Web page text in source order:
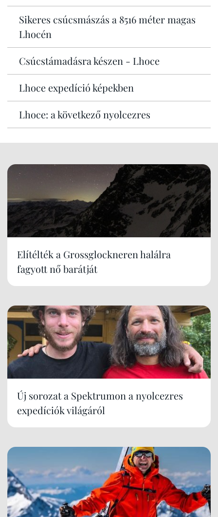
Sikeres csúcsmászás a 8516 méter magas
Lhocén
Csúcstámadásra készen - Lhoce
Lhoce expedíció képekben
Lhoce: a következő nyolcezres
Elítélték a Grossglockneren halálra
fagyott nő barátját
Új sorozat a Spektrumon a nyolcezres
expedíciók világáról